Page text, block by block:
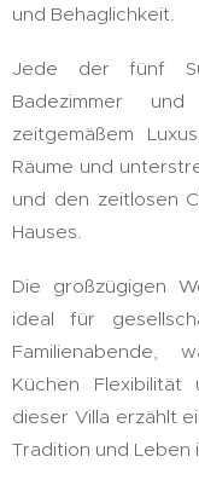
und Behaglichkeit.
Jede der fünf
Badezimmer
zeitgemäßem
Räume und
und den zeitlosen
Hauses.
Die großzügigen
ideal für
Familienabende,
Küchen
dieser Villa erzählt
Tradition und Leben